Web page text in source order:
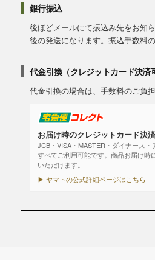
銀行振込
後ほどメールにて振込み先をお知
後の発送になります。振込手数料
代金引換（クレジットカード決済
代金引換の場合は、手数料のご負
お届け時のクレジットカード決
JCB・VISA・MASTER・ダイナース
すべてご利用可能です。商品お届け時
いただけます。
▶ ヤマトの公式詳細ページはこちら